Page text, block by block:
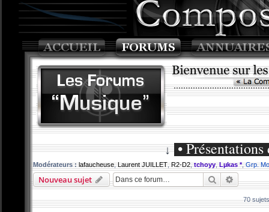
↓ •
Modérateurs : lafaucheuse,Laurent JUILLET,R2-D2,tchoyy,Lµkas *,Grp.
Nouveau sujet Rechercher
70